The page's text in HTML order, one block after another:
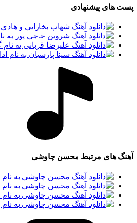
پست های پیشنهادی
آهنگ های مرتبط محسن چاوشی